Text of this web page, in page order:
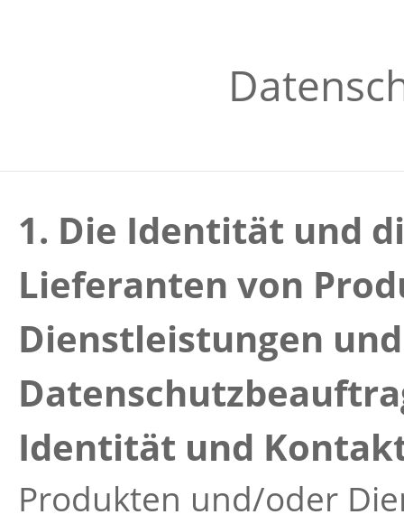
1. Die Identität und
Lieferanten von
Dienstleistungen
Identität und
Produkten und/oder